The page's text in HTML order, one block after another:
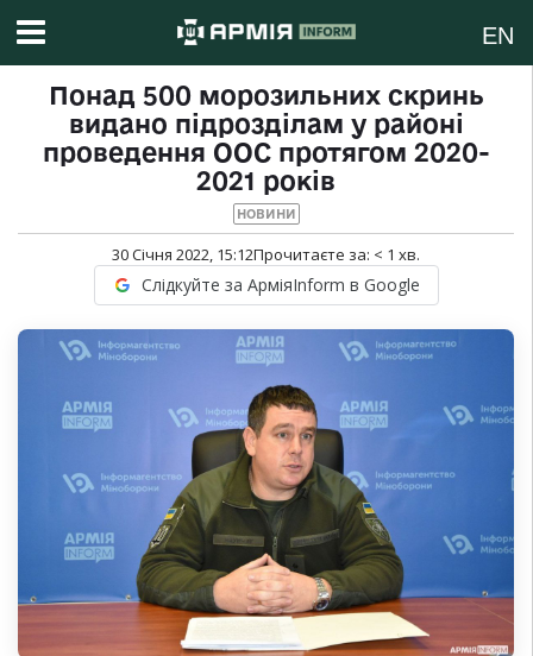
EN
Понад 500 морозильних скринь
видано підрозділам у районі
проведення ООС протягом 2020-
2021 років
НОВИНИ
30 Січня 2022, 15:12Прочитаєте за: < 1 хв.
Слідкуйте за АрміяInform в Google